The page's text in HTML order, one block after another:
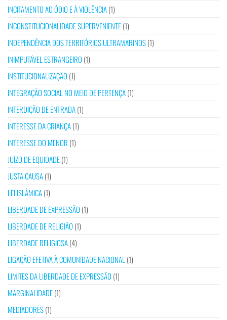
INCITAMENTO AO ÓDIO E À VIOLÊNCIA(1)
INCONSTITUCIONALIDADE SUPERVENIENTE(1)
INDEPENDÊNCIA DOS TERRITÓRIOS ULTRAMARINOS(1)
INIMPUTÁVEL ESTRANGEIRO (1)
INSTITUCIONALIZAÇÃO (1)
INTEGRAÇÃO SOCIAL NO MEIO DE PERTENÇA(1)
INTERDIÇÃO DE ENTRADA(1)
INTERESSE DA CRIANÇA(1)
INTERESSE DO MENOR (1)
JUÍZO DE EQUIDADE(1)
JUSTA CAUSA(1)
LEI ISLÂMICA(1)
LIBERDADE DE EXPRESSÃO (1)
LIBERDADE DE RELIGIÃO (1)
LIBERDADE RELIGIOSA(4)
LIGAÇÃO EFETIVA À COMUNIDADE NACIONAL (1)
LIMITES DA LIBERDADE DE EXPRESSÃO (1)
MARGINALIDADE(1)
MEDIADORES(1)